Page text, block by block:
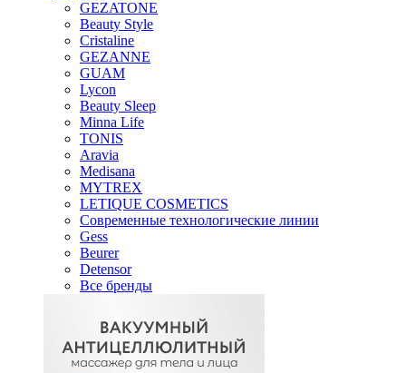
GEZATONE
Beauty Style
Cristaline
GEZANNE
GUAM
Lycon
Beauty Sleep
Minna Life
TONIS
Aravia
Medisana
MYTREX
LETIQUE COSMETICS
Современные технологические линии
Gess
Beurer
Detensor
Все бренды